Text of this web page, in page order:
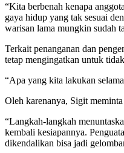
“Kita berbenah kenapa
gaya hidup yang tak sesuai
warisan lama mungkin sudah
Terkait penanganan dan
tetap mengingatkan untuk
“Apa yang kita lakukan
Oleh karenanya, Sigit
“Langkah-langkah
kembali kesiapannya.
dikendalikan bisa jadi